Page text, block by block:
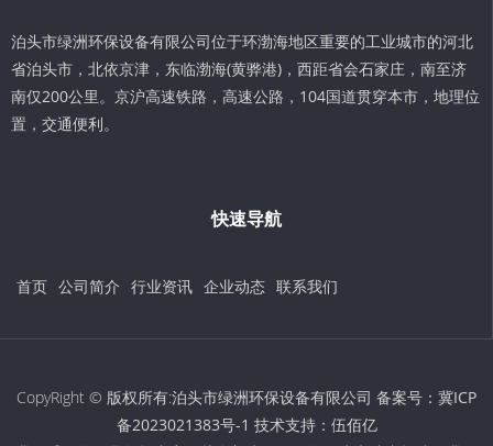
泊头市绿洲环保设备有限公司位于环渤海地区重要的工业城市的河北
省泊头市，北依京津，东临渤海(黄骅港)，西距省会石家庄，南至济
南仅200公里。京沪高速铁路，高速公路，104国道贯穿本市，地理位
置，交通便利。
快速导航
首页 公司简介 行业资讯 企业动态 联系我们
CopyRight © 版权所有:泊头市绿洲环保设备有限公司 备案号： 冀ICP
备2023021383号-1 技术支持： 伍佰亿